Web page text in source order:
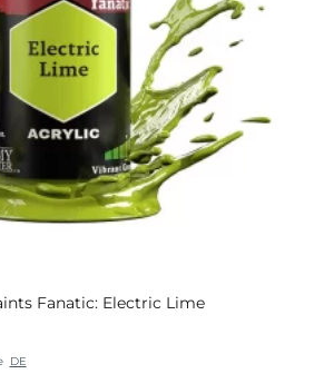
Fanatic: Electric Lime
DE